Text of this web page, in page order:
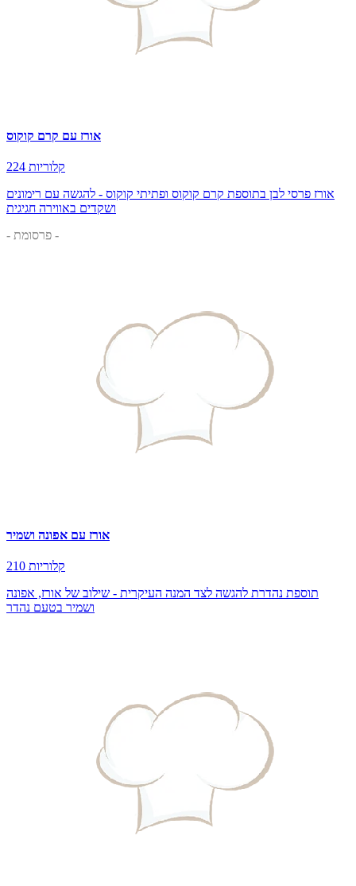
אורז עם קרם קוקוס
224 קלוריות
אורז פרסי לבן בתוספת קרם קוקוס ופתיתי קוקוס - להגשה עם רימונים
ושקדים באווירה חגיגית
- פרסומת -
אורז עם אפונה ושמיר
210 קלוריות
תוספת נהדרת להגשה לצד המנה העיקרית - שילוב של אורז, אפונה
ושמיר בטעם נהדר